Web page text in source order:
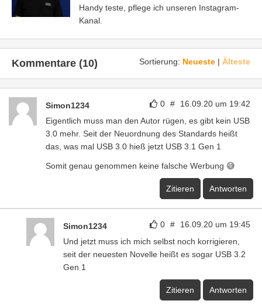
Handy teste, pflege ich unseren Instagram-
Kanal.
Sortierung: Neueste | Älteste
Kommentare (10)
0 # 16.09.20 um 19:42
Simon1234
Eigentlich muss man den Autor rügen, es gibt kein USB
3.0 mehr. Seit der Neuordnung des Standards heißt
das, was mal USB 3.0 hieß jetzt USB 3.1 Gen 1
Somit genau genommen keine falsche Werbung 😅
Zitieren Antworten
0 # 16.09.20 um 19:45
Simon1234
Und jetzt muss ich mich selbst noch korrigieren,
seit der neuesten Novelle heißt es sogar USB 3.2
Gen 1
Zitieren Antworten